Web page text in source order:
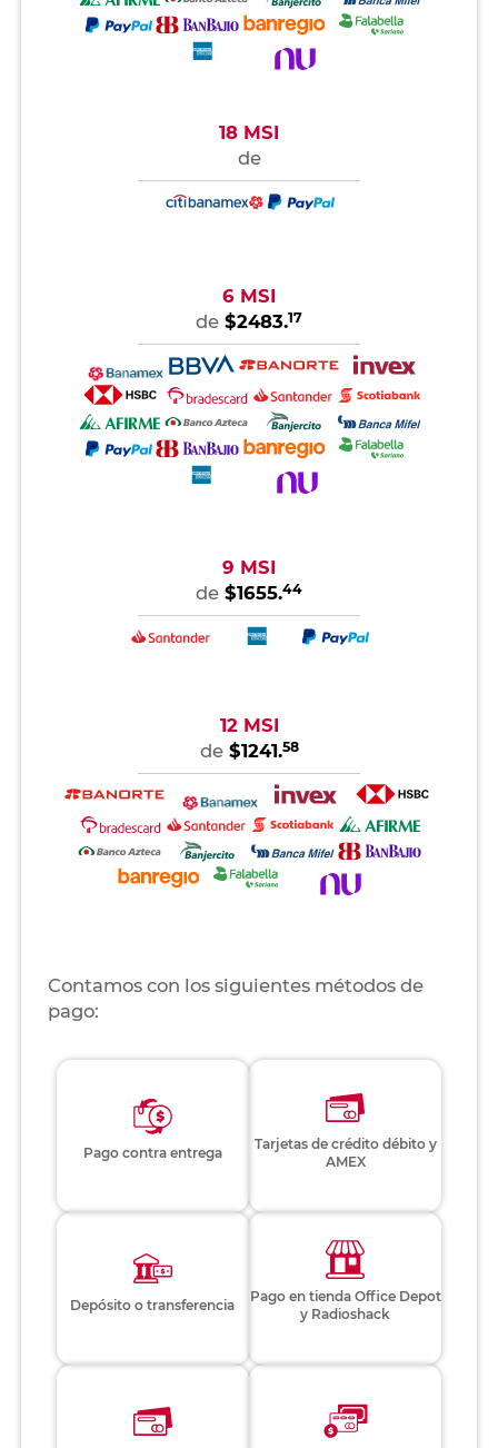
18 MSI
de
6 MSI
de $2483.17
9 MSI
de $1655.44
12 MSI
de $1241.58
Contamos con los siguientes métodos de
pago:
Pago contra entrega
Tarjetas de crédito débito y
AMEX
Depósito o transferencia
Pago en tienda Office Depot
y Radioshack